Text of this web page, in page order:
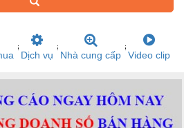
Dịch vụ Nhà cung cấp Video clip